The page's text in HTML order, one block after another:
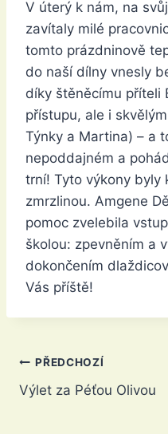
V úterý k nám, na
zavítaly milé
tomto prázdninově
do naší dílny vnesly
díky štěněcímu příteli
přístupu, ale i
Týnky a Martina) – a
nepoddajném a
trní! Tyto výkony byly
zmrzlinou. Amgene
pomoc zvelebila
školou: zpevněním a
dokončením
Vás příště!
Navigace
pro
PŘEDCHOZÍ
Výlet za Péťou Olivou